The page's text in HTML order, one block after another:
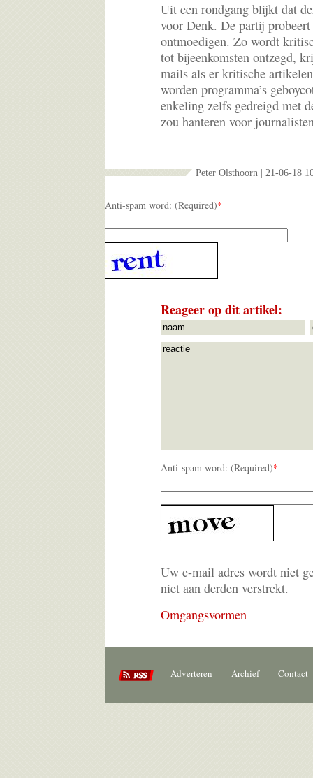
Uit een rondgang blijkt dat
voor Denk. De partij
ontmoedigen. Zo wordt
tot bijeenkomsten ontzegd,
mails als er kritische
worden programma’s
enkeling zelfs gedreigd met
zou hanteren voor
Peter Olsthoorn | 21-06-18
Anti-spam word: (Required)*
Reageer op dit artikel:
Anti-spam word: (Required)*
Uw e-mail adres wordt niet
niet aan derden verstrekt.
Omgangsvormen
Adverteren Archief Contact